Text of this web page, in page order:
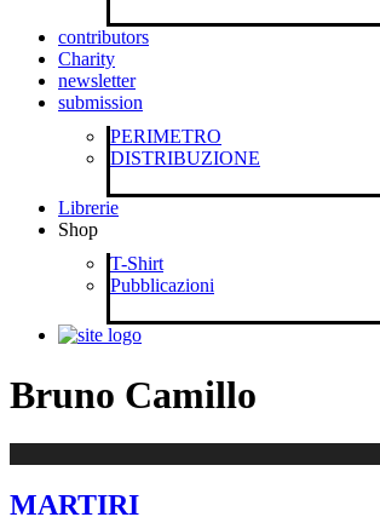
contributors
Charity
newsletter
submission
PERIMETRO
DISTRIBUZIONE
Librerie
Shop
T-Shirt
Pubblicazioni
Bruno Camillo
MARTIRI